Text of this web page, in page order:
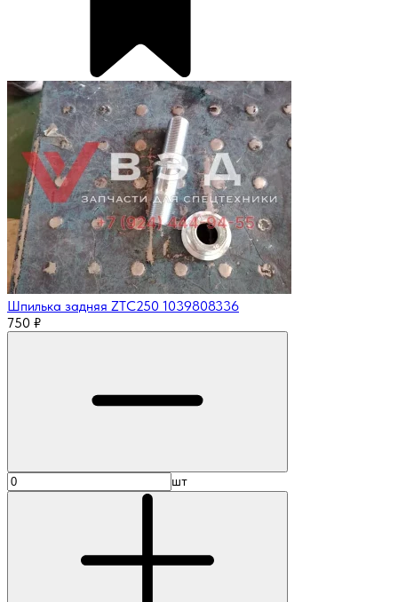
Шпилька задняя ZTC250 1039808336
750 ₽
шт